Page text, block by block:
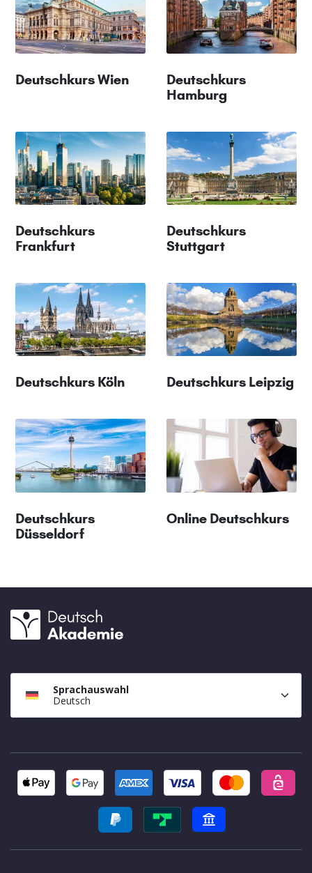
Deutschkurs Wien
Deutschkurs
Hamburg
Deutschkurs
Frankfurt
Deutschkurs
Stuttgart
Deutschkurs Köln Deutschkurs Leipzig
Deutschkurs
Düsseldorf
Online Deutschkurs
Sprachauswahl
Deutsch